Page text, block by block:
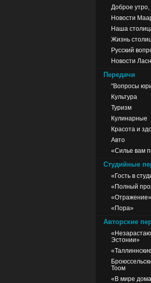
Доброе
Новости
Наша
Жизнь
Русский
Новости
Передачи
"Вопросы
Культура
Туризм
Кулинарные
Красота и
Авто
«Силье вам
Студийные
«Гость в
«Полный
«Отражение»
«Пора»
Авторские
Эстонии»
Тоом
«В мире